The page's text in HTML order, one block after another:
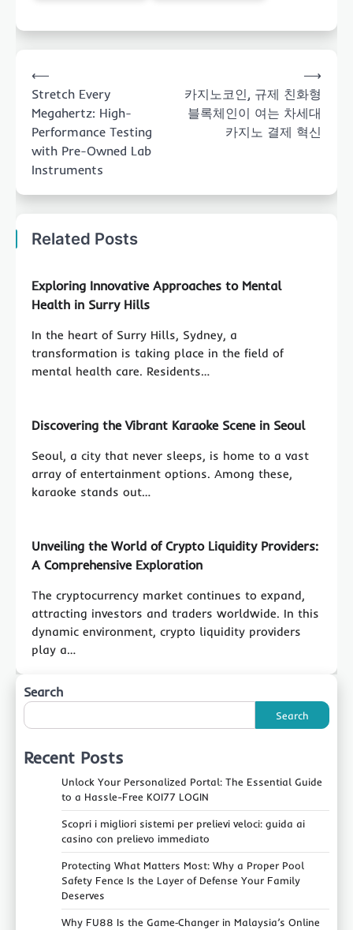
navigation
⟵
Stretch Every
Megahertz: High-
Performance Testing
with Pre-Owned Lab
Instruments
카지노코인, 규제 친화형
블록체인이 여는 차세대
카지노 결제 혁신
⟶
Related Posts
Exploring Innovative Approaches to Mental
Health in Surry Hills
In the heart of Surry Hills, Sydney, a
transformation is taking place in the field of
mental health care. Residents…
Discovering the Vibrant Karaoke Scene in Seoul
Seoul, a city that never sleeps, is home to a vast
array of entertainment options. Among these,
karaoke stands out…
Unveiling the World of Crypto Liquidity Providers:
A Comprehensive Exploration
The cryptocurrency market continues to expand,
attracting investors and traders worldwide. In this
dynamic environment, crypto liquidity providers
play a…
Search
Search
Recent Posts
Unlock Your Personalized Portal: The Essential Guide
to a Hassle-Free KOI77 LOGIN
Scopri i migliori sistemi per prelievi veloci: guida ai
casino con prelievo immediato
Protecting What Matters Most: Why a Proper Pool
Safety Fence Is the Layer of Defense Your Family
Deserves
Why FU88 Is the Game‑Changer in Malaysia’s Online